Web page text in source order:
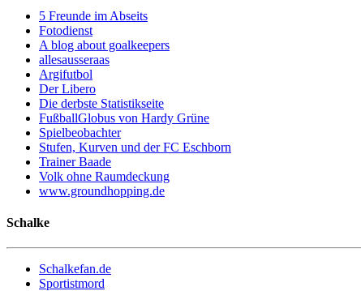
5 Freunde im Abseits
Fotodienst
A blog about goalkeepers
allesausseraas
Argifutbol
Der Libero
Die derbste Statistikseite
FußballGlobus von Hardy Grüne
Spielbeobachter
Stufen, Kurven und der FC Eschborn
Trainer Baade
Volk ohne Raumdeckung
www.groundhopping.de
Schalke
Schalkefan.de
Sportistmord